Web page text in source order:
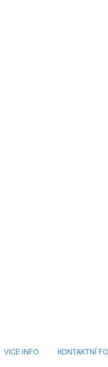
VICE INFO
KONTAKTNÍ